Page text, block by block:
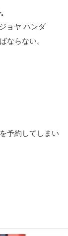
ョヤ ハンダ
ならない。
予約してしまい